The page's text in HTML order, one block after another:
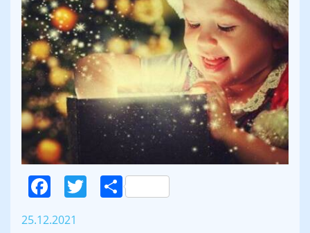
Facebook
Twitter
Поділитися
25.12.2021